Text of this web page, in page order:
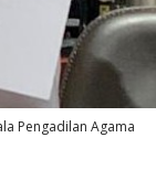
Pengadilan Agama